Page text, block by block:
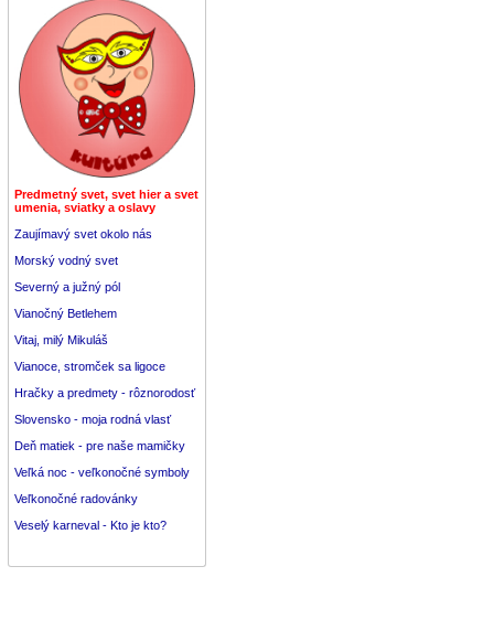
Predmetný svet, svet hier a svet
umenia, sviatky a oslavy
Zaujímavý svet okolo nás
Morský vodný svet
Severný a južný pól
Vianočný Betlehem
Vitaj, milý Mikuláš
Vianoce, stromček sa ligoce
Hračky a predmety - rôznorodosť
Slovensko - moja rodná vlasť
Deň matiek - pre naše mamičky
Veľká noc - veľkonočné symboly
Veľkonočné radovánky
Veselý karneval - Kto je kto?